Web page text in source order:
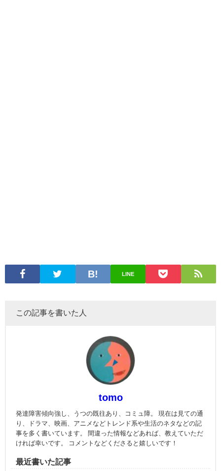
LINE
この記事を書いた人
tomo
発達障害傾向強し、うつの既往あり、コミュ障。 現在は見ての通
り、ドラマ、映画、アニメなどトレンド系や生活のネタなどの記
事を多く書いています。 間違った情報などあれば、教えていただ
ければ幸いです。 コメントなどくださると嬉しいです！
最近書いた記事